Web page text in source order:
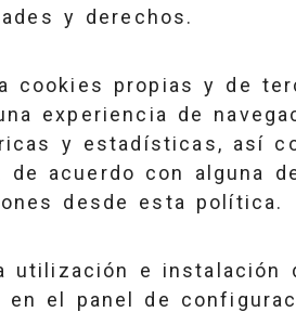
y derechos.
cookies propias y de
experiencia de
y estadísticas, así
acuerdo con alguna
desde esta política.
utilización e instalación
el panel de